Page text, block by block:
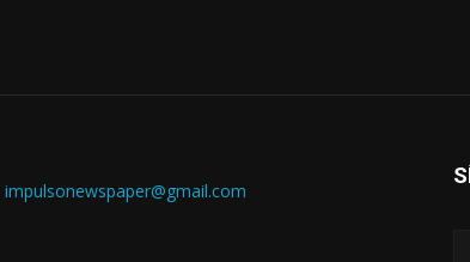
impulsonewspaper@gmail.com